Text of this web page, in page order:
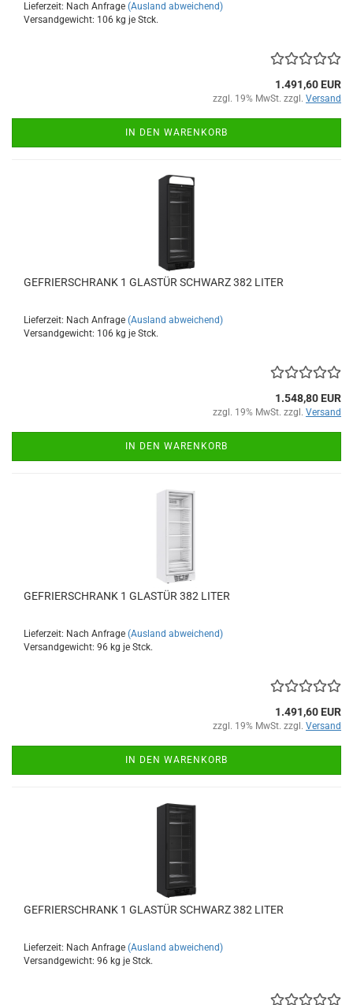
Lieferzeit: Nach Anfrage (Ausland abweichend)
Versandgewicht: 106 kg je Stck.
1.491,60 EUR
zzgl. 19% MwSt. zzgl. Versand
IN DEN WARENKORB
GEFRIERSCHRANK 1 GLASTÜR SCHWARZ 382 LITER
Lieferzeit: Nach Anfrage (Ausland abweichend)
Versandgewicht: 106 kg je Stck.
1.548,80 EUR
zzgl. 19% MwSt. zzgl. Versand
IN DEN WARENKORB
GEFRIERSCHRANK 1 GLASTÜR 382 LITER
Lieferzeit: Nach Anfrage (Ausland abweichend)
Versandgewicht: 96 kg je Stck.
1.491,60 EUR
zzgl. 19% MwSt. zzgl. Versand
IN DEN WARENKORB
GEFRIERSCHRANK 1 GLASTÜR SCHWARZ 382 LITER
Lieferzeit: Nach Anfrage (Ausland abweichend)
Versandgewicht: 96 kg je Stck.